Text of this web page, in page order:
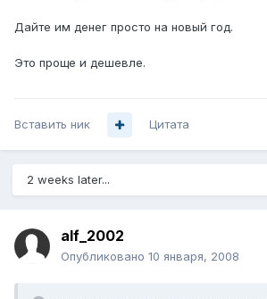
Дайте им денег просто на новый год.
Это проще и дешевле.
Вставить ник Цитата
2 weeks later...
alf_2002
Опубликовано 10 января, 2008